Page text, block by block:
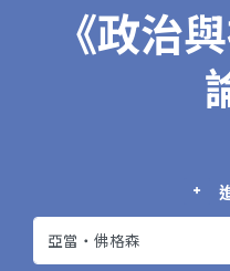
《政治